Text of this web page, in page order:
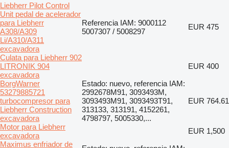
Liebherr Pilot Control
Unit pedal de acelerador
para Liebherr
A308/A309
Li/A310/A311
excavadora
Referencia IAM: 9000112
5007307 / 5008297
EUR 475
Culata para Liebherr 902
LITRONIK 904
excavadora
EUR 400
BorgWarner
53279885721
turbocompresor para
Liebherr Construction
excavadora
Estado: nuevo, referencia IAM:
2992678M91, 3093493M,
3093493M91, 3093493T91,
313133, 313191, 4152261,
4798797, 5005330,...
EUR 764.61
Motor para Liebherr
excavadora
EUR 1,500
Maximus enfriador de